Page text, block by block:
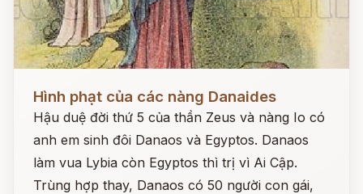
Hình phạt của các nàng Danaides
Hậu duệ đời thứ 5 của thần Zeus và nàng Io có
anh em sinh đôi Danaos và Egyptos. Danaos
làm vua Lybia còn Egyptos thì trị vì Ai Cập.
Trùng hợp thay, Danaos có 50 người con gái,